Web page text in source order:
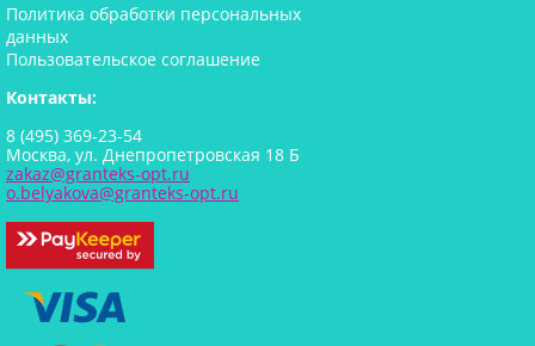
Политика обработки персональных
данных
Пользовательское соглашение
Контакты:
8 (495) 369-23-54
Москва, ул. Днепропетровская 18 Б
zakaz@granteks-opt.ru
o.belyakova@granteks-opt.ru